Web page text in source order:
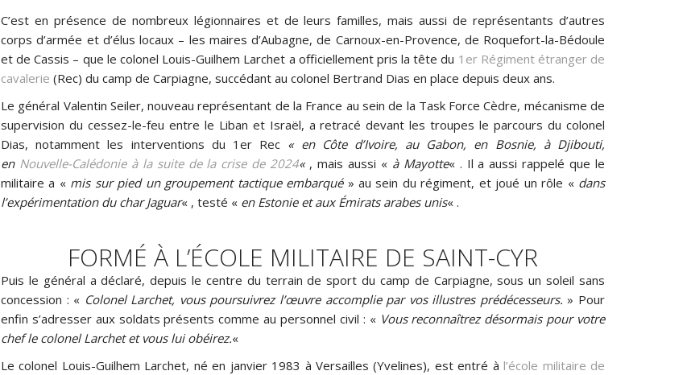
C’est en présence de nombreux légionnaires et de leurs familles, mais aussi de représentants d’autres
corps d’armée et d’élus locaux – les maires d’Aubagne, de Carnoux-en-Provence, de Roquefort-la-Bédoule
et de Cassis – que le colonel Louis-Guilhem Larchet a officiellement pris la tête du 1er Régiment étranger de
cavalerie (Rec) du camp de Carpiagne, succédant au colonel Bertrand Dias en place depuis deux ans.
Le général Valentin Seiler, nouveau représentant de la France au sein de la Task Force Cèdre, mécanisme de
supervision du cessez-le-feu entre le Liban et Israël, a retracé devant les troupes le parcours du colonel
Dias, notamment les interventions du 1er Rec « en Côte d’Ivoire, au Gabon, en Bosnie, à Djibouti,
en Nouvelle-Calédonie à la suite de la crise de 2024« , mais aussi « à Mayotte« . Il a aussi rappelé que le
militaire a « mis sur pied un groupement tactique embarqué» au sein du régiment, et joué un rôle « dans
l’expérimentation du char Jaguar« , testé « en Estonie et aux Émirats arabes unis« .
FORMÉ À L’ÉCOLE MILITAIRE DE SAINT-CYR
Puis le général a déclaré, depuis le centre du terrain de sport du camp de Carpiagne, sous un soleil sans
concession : « Colonel Larchet, vous poursuivrez l’œuvre accomplie par vos illustres prédécesseurs. » Pour
enfin s’adresser aux soldats présents comme au personnel civil : « Vous reconnaîtrez désormais pour votre
chef le colonel Larchet et vous lui obéirez.«
Le colonel Louis-Guilhem Larchet, né en janvier 1983 à Versailles (Yvelines), est entré à l’école militaire de